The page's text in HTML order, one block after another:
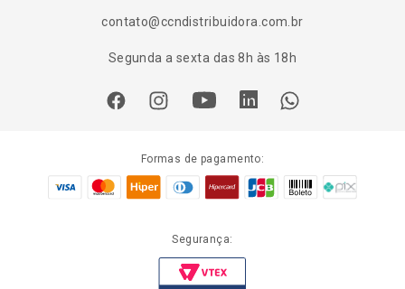
contato@ccndistribuidora.com.br
Segunda a sexta das 8h às 18h
Formas de pagamento:
Segurança: